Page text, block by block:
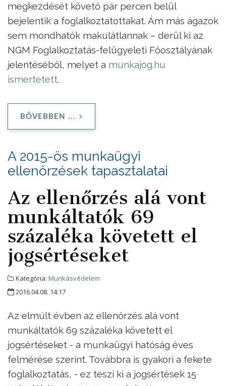
megkezdését követő pár percen belül
bejelentik a foglalkoztatottakat. Ám más ágazok
sem mondhatók makulátlannak – derül ki az
NGM Foglalkoztatás-felügyeleti Főosztályának
jelentéséből, melyet a munkajog.hu
ismertetett.
BŐVEBBEN ...
A 2015-ös munkaügyi
ellenőrzések tapasztalatai
Az ellenőrzés alá vont
munkáltatók 69
százaléka követett el
jogsértéseket
Kategória: Munkásvédelem
2016.04.08. 14:17
Az elmúlt évben az ellenőrzés alá vont
munkáltatók 69 százaléka követett el
jogsértéseket - a munkaügyi hatóság éves
felmérése szerint. Továbbra is gyakori a fekete
foglalkoztatás, - ez teszi ki a jogsértések 15